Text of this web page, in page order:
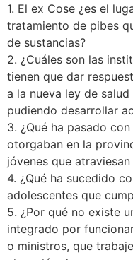
1. El ex Cose ¿es el
tratamiento de pibes
de sustancias?
2. ¿Cuáles son las
tienen que dar
a la nueva ley de
pudiendo desarrollar
3. ¿Qué ha pasado
otorgaban en la
jóvenes que
4. ¿Qué ha sucedido
adolescentes que
5. ¿Por qué no existe
integrado por
o ministros, que